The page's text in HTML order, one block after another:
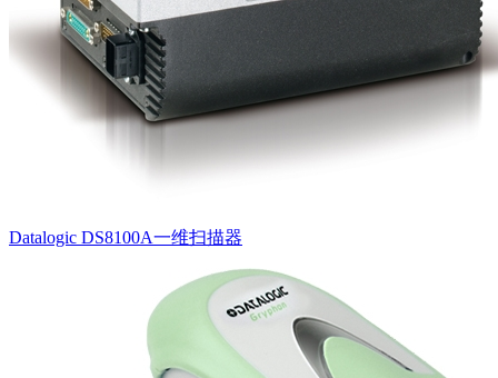
Datalogic DS8100A一维扫描器